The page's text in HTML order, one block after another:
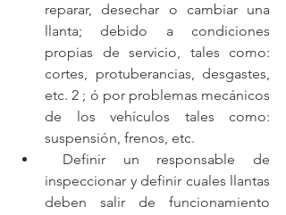
reparar, desechar o cambiar una
llanta; debido a condiciones
propias de servicio, tales como:
cortes, protuberancias, desgastes,
etc. 2 ; ó por problemas mecánicos
de los vehículos tales como:
suspensión, frenos, etc.
inspeccionar y definir cuales llantas
deben salir de funcionamiento